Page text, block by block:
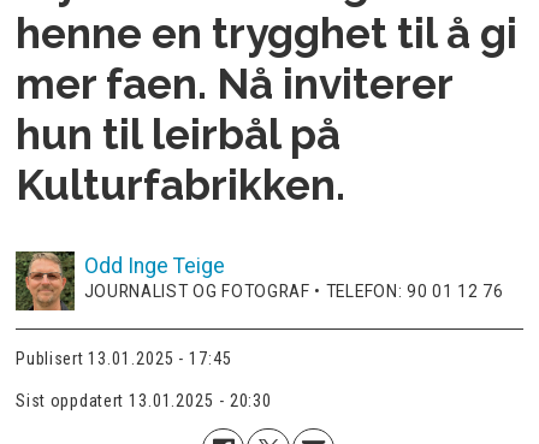
henne en trygghet til å gi
mer faen. Nå inviterer
hun til leirbål på
Kulturfabrikken.
Odd Inge Teige
JOURNALIST OG FOTOGRAF • TELEFON: 90 01 12 76
Publisert 13.01.2025 - 17:45
Sist oppdatert 13.01.2025 - 20:30